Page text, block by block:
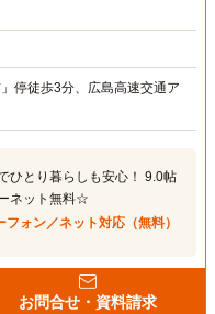
停徒歩3分、広島高速交通ア
ひとり暮らしも安心！ 9.0帖
ネット無料☆
ォン／ネット対応（無料）
お問合せ・資料請求